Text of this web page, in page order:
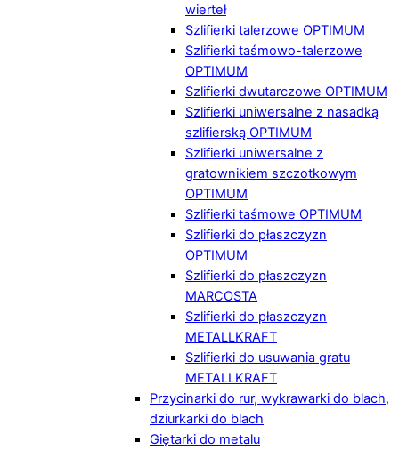
wierteł
Szlifierki talerzowe OPTIMUM
Szlifierki taśmowo-talerzowe
OPTIMUM
Szlifierki dwutarczowe OPTIMUM
Szlifierki uniwersalne z nasadką
szlifierską OPTIMUM
Szlifierki uniwersalne z
gratownikiem szczotkowym
OPTIMUM
Szlifierki taśmowe OPTIMUM
Szlifierki do płaszczyzn
OPTIMUM
Szlifierki do płaszczyzn
MARCOSTA
Szlifierki do płaszczyzn
METALLKRAFT
Szlifierki do usuwania gratu
METALLKRAFT
Przycinarki do rur, wykrawarki do blach,
dziurkarki do blach
Giętarki do metalu